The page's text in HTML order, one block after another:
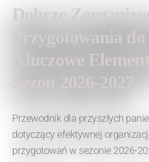
Dobrze
Przygotowania
Kluczowe
Sezon 2026-2027
Przewodnik dla przyszłych
dotyczący efektywnej
przygotowań w sezonie 2026-